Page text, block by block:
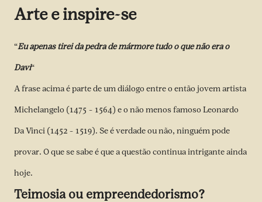
Arte e inspire-se
“Eu apenas tirei da pedra de mármore tudo o que não era o
Davi“
A frase acima é parte de um diálogo entre o então jovem artista
Michelangelo (1475 – 1564) e o não menos famoso Leonardo
Da Vinci (1452 – 1519). Se é verdade ou não, ninguém pode
provar. O que se sabe é que a questão continua intrigante ainda
hoje.
Teimosia ou empreendedorismo?